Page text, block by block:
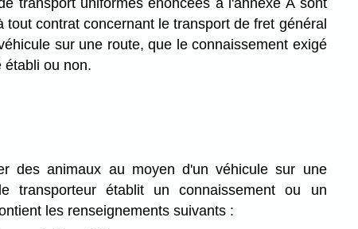
tout contrat concernant le transport de fret général
sur une route, que le connaissement exigé
établi ou non.
des animaux au moyen d'un véhicule sur une
transporteur établit un connaissement ou un
les renseignements suivants :